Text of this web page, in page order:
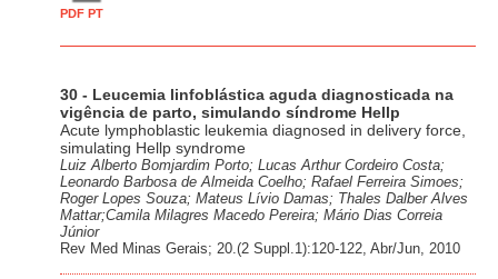
PDF PT
30 - Leucemia linfoblástica aguda diagnosticada na
vigência de parto, simulando síndrome Hellp
Acute lymphoblastic leukemia diagnosed in delivery force,
simulating Hellp syndrome
Luiz Alberto Bomjardim Porto; Lucas Arthur Cordeiro Costa;
Leonardo Barbosa de Almeida Coelho; Rafael Ferreira Simoes;
Roger Lopes Souza; Mateus Lívio Damas; Thales Dalber Alves
Mattar;Camila Milagres Macedo Pereira; Mário Dias Correia
Júnior
Rev Med Minas Gerais; 20.(2 Suppl.1):120-122, Abr/Jun, 2010